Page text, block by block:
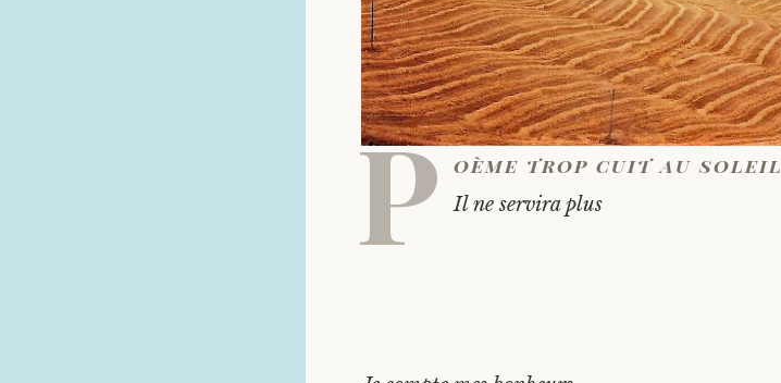
P oème trop cuit au soleil
Il ne servira plus